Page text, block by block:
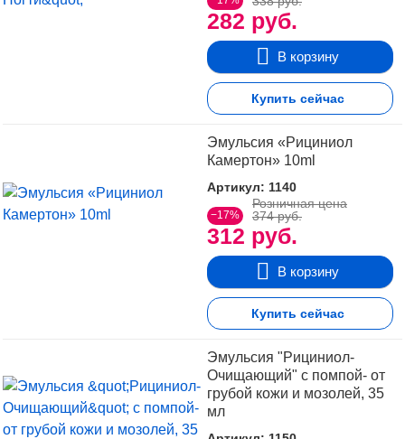
282 руб.
В корзину
Купить сейчас
Эмульсия «Рициниол
Камертон» 10ml
Артикул: 1140
−17%
312 руб.
Розничная цена
374 руб.
В корзину
Купить сейчас
Эмульсия "Рициниол-
Очищающий" с помпой- от
грубой кожи и мозолей, 35
мл